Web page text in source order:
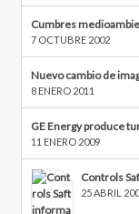
Cumbres
7 OCTUBRE 2002
Nuevo cambio de
8 ENERO 2011
GE Energy produce
11 ENERO 2009
Controls
25 ABRIL